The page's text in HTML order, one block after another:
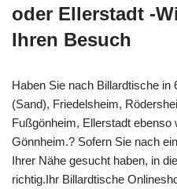
oder Ellerstadt -
Ihren Besuch
Haben Sie nach Billardtische in
(Sand), Friedelsheim,
Fußgönheim, Ellerstadt
Gönnheim.? Sofern Sie nach
Ihrer Nähe gesucht haben, in
richtig.Ihr Billardtische